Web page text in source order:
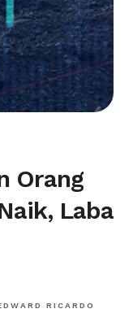
Orang
Laba
RICARDO